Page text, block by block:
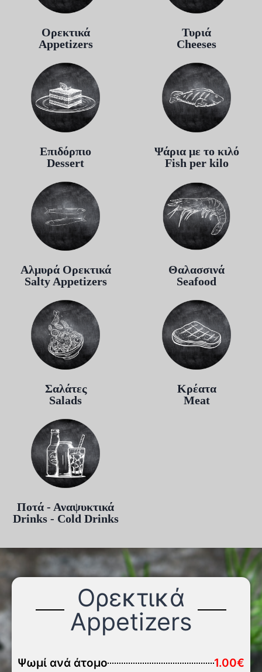
Ορεκτικά
Appetizers
Επιδόρπιο
Dessert
Τυριά
Cheeses
Ψάρια με το κιλό
Fish per kilo
Αλμυρά Ορεκτικά
Salty Appetizers
Σαλάτες
Salads
Θαλασσινά
Seafood
Κρέατα
Meat
Ποτά - Αναψυκτικά
Drinks - Cold Drinks
Ορεκτικά
Appetizers
Ψωμί ανά άτομο 1.00€